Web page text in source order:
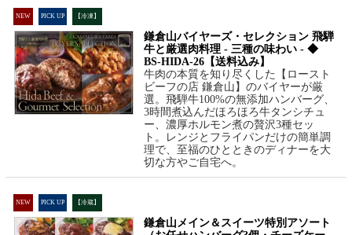
NEW PICK UP 【冷凍】
鎌倉山バイヤーズ・セレクション 飛騨
牛と厳選肉料理 - 三種の味わい - ◆
BS-HIDA-26【送料込み】
牛肉の本質を知り尽くした【ロースト
ビーフの店 鎌倉山】のバイヤーが厳
選。飛騨牛100%の無添加ハンバーグ、
3時間煮込んだほろほろ牛タンシチュ
ー、濃厚ホルモン煮の贅沢3種セッ
ト。レンジとフライパンだけの簡単調
理で、至福のひとときのディナーを大
切な方やご自宅へ。
NEW PICK UP 【冷蔵】
鎌倉山メイン＆スイーツ特別アソート